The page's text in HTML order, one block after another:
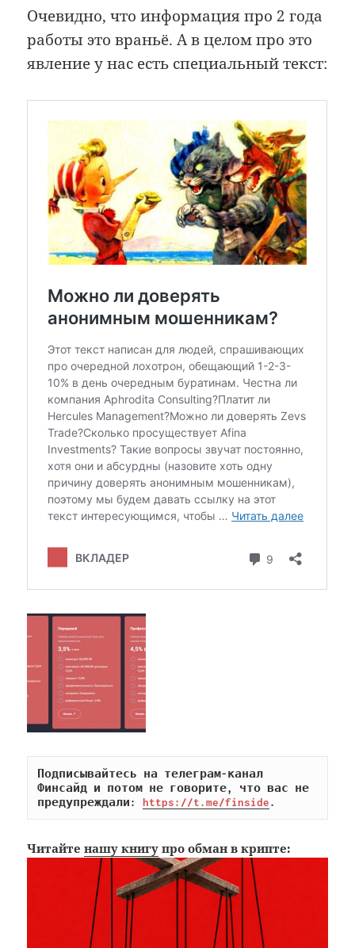
Очевидно, что информация про 2 года
работы это враньё. А в целом про это
явление у нас есть специальный текст:
Подписывайтесь на телеграм-канал
Финсайд и потом не говорите, что вас не
предупреждали: https://t.me/finside.
Читайтенашу книгу про обман в крипте: